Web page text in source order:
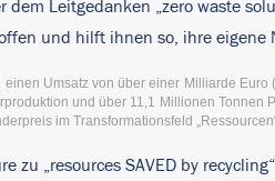
dem Leitgedanken „zero waste
und hilft ihnen so, ihre
Umsatz von über einer Milliarde
und über 11,1 Millionen
im Transformationsfeld
zu „ resources SAVED by recycling“